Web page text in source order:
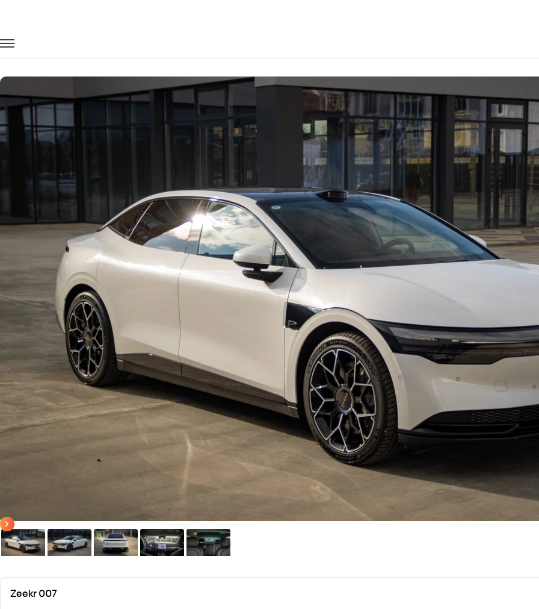
Заказать Zeekr 007 с водителем в Волжском
Zeekr 007